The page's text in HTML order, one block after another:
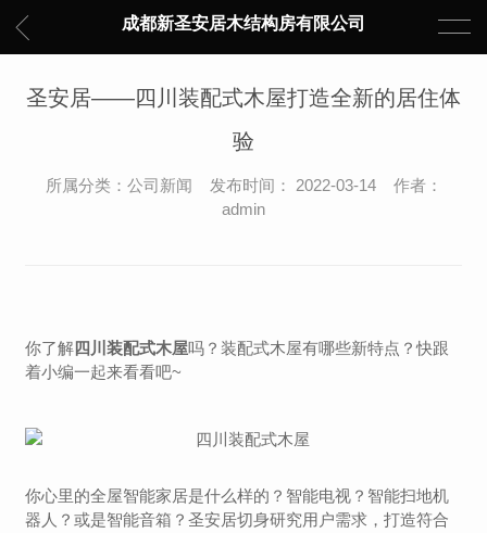
成都新圣安居木结构房有限公司
圣安居——四川装配式木屋打造全新的居住体
验
所属分类：公司新闻 发布时间： 2022-03-14 作者：
admin
你了解四川装配式木屋吗？装配式木屋有哪些新特点？快跟
着小编一起来看看吧~
你心里的全屋智能家居是什么样的？智能电视？智能扫地机
器人？或是智能音箱？圣安居切身研究用户需求，打造符合